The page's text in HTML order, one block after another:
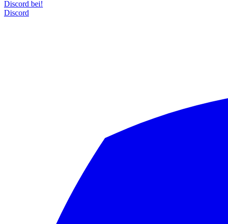
Discord bei!
Discord